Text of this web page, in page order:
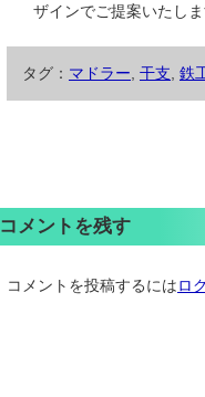
ザインでご提案いたし
タグ： マドラー 干支 鉄
コメントを残す
コメントを投稿するにはロ